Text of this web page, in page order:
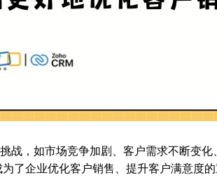
战，如市场竞争加剧、客户需求不断变
为了企业优化客户销售、提升客户满意度的